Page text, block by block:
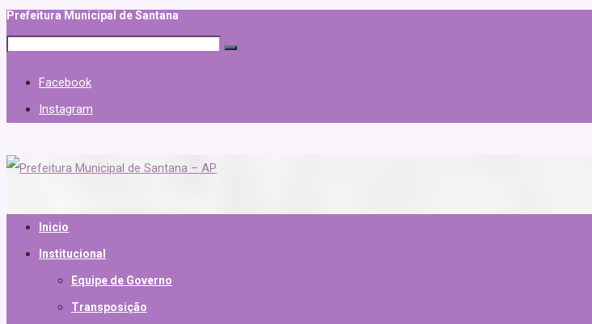
Prefeitura Municipal de Santana
Facebook
Instagram
Inicio
Institucional
Equipe de Governo
Transposição